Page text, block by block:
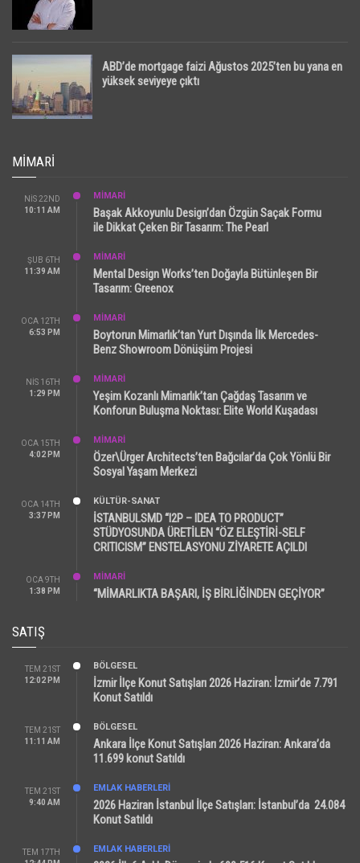
ABD’de mortgage faizi Ağustos 2025’ten bu yana en
yüksek seviyeye çıktı
MIMARI
NIS 22ND
10:11 AM
MİMARİ
Başak Akkoyunlu Design’dan Özgün Saçak Formu
ile Dikkat Çeken Bir Tasarım: The Pearl
ŞUB 6TH
11:39 AM
MİMARİ
Mental Design Works’ten Doğayla Bütünleşen Bir
Tasarım: Greenox
OCA 12TH
6:53 PM
MİMARİ
Boytorun Mimarlık’tan Yurt Dışında İlk Mercedes-
Benz Showroom Dönüşüm Projesi
NIS 16TH
1:29 PM
MİMARİ
Yeşim Kozanlı Mimarlık’tan Çağdaş Tasarım ve
Konforun Buluşma Noktası: Elite World Kuşadası
OCA 15TH
4:02 PM
MİMARİ
Özer\Ürger Architects’ten Bağcılar’da Çok Yönlü Bir
Sosyal Yaşam Merkezi
OCA 14TH
3:37 PM
KÜLTÜR-SANAT
İSTANBULSMD “I2P – IDEA TO PRODUCT”
STÜDYOSUNDA ÜRETİLEN “ÖZ ELEŞTİRİ-SELF
CRITICISM” ENSTELASYONU ZİYARETE AÇILDI
OCA 9TH
1:38 PM
MİMARİ
“MİMARLIKTA BAŞARI, İŞ BİRLİĞİNDEN GEÇİYOR”
SATIŞ
TEM 21ST
12:02 PM
BÖLGESEL
İzmir İlçe Konut Satışları 2026 Haziran: İzmir’de 7.791
Konut Satıldı
TEM 21ST
11:11 AM
BÖLGESEL
Ankara İlçe Konut Satışları 2026 Haziran: Ankara’da
11.699 konut Satıldı
TEM 21ST
9:40 AM
EMLAK HABERLERI
2026 Haziran İstanbul İlçe Satışları: İstanbul’da 24.084
Konut Satıldı
TEM 17TH
EMLAK HABERLERI